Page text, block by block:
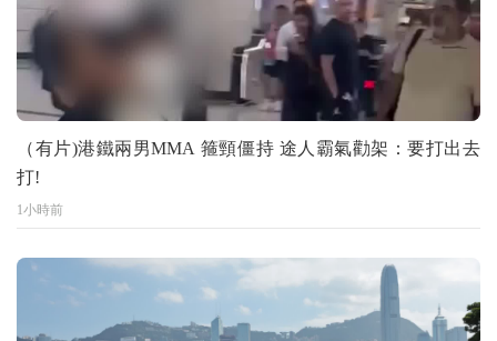
（有片)港鐵兩男MMA 箍頸僵持 途人霸氣勸架：要打出去
打!
1小時前